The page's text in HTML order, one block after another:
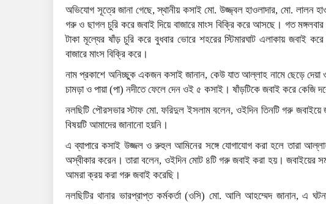
অভিযোগ সূত্রে জানা গেছে, স্থানীয় কসাই মো. উজ্জ্বল হাওলাদার, মো. লালন
গরু ও ছাগল চুরি করে জবাই দিয়ে বাজারে মাংস বিক্রি করে আসছে। গত
টাকা মূল্যের ষাঁড় চুরি করে বুধবার ভোরে শহরের স্টিমারঘাট এলাকায় জবাই
বাজারে মাংস বিক্রি করে।
নাম প্রকাশে অনিচ্ছুক একজন কসাই জানান, কেউ যাত আল্লাহ নামে ছেড়ে দেয়া
চামড়া ও পায়া (পা) নদীতে ফেলে দেন ওই ৫ কসাই। ষাঁড়টিকে জবাই করে কেজি
নলছিটি পৌরসভার স্টাফ মো. ফরিদুল ইসলাম বলেন, ওইদিন তিনটি গরু
বিষয়টি আমাদের জানানো হয়নি।
এ ব্যাপারে কসাই উজ্জল ও রুহুল আমিনের সঙ্গে যোগাযোগ করা হলে তারা
অস্বীকার করেন। তারা বলেন, ওইদিন মোট ৪টি গরু জবাই করা হয়। জবাইয়ের
আমরা ক্রয় করা গরু জবাই করেছি।
নলছিটির থানার ভারপ্রাপ্ত কর্মকর্তা (ওসি) মো. আলি আহম্মেদ জানান, এ